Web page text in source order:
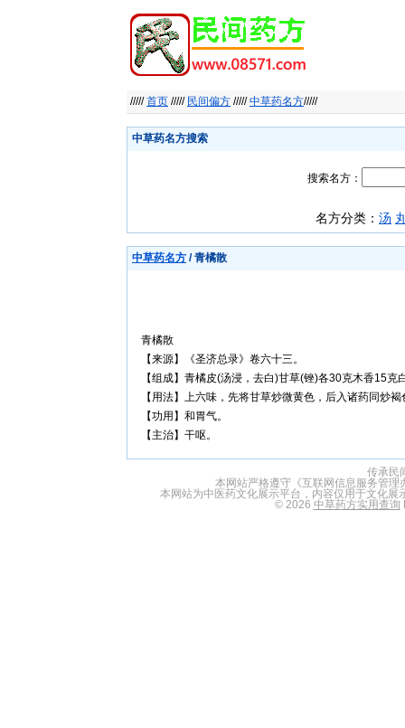
/////首页 ///// 民间偏方 /////中草药名方/////
中草药名方搜索
搜索名方：
名方分类： 汤
中草药名方 / 青橘散
青橘散
【来源】《圣济总录》卷六十三。
【组成】青橘皮(汤浸，去白)甘草(锉)各30克木香15
【用法】上六味，先将甘草炒微黄色，后入诸药同炒
【功用】和胃气。
【主治】干呕。
传承民
本网站严格遵守《互联网信息服务管
本网站为中医药文化展示平台，内容仅用于文化
© 2026 中草药方实用查询